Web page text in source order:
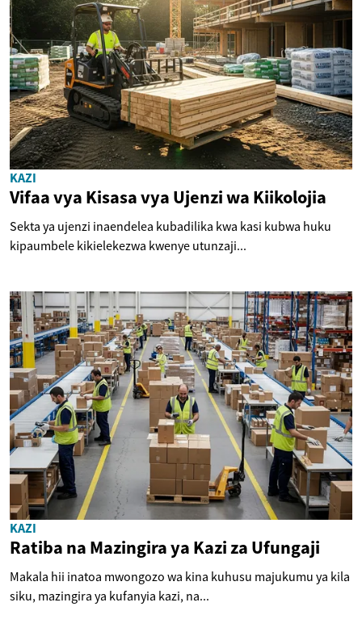
KAZI
Vifaa vya Kisasa vya Ujenzi wa Kiikolojia
Sekta ya ujenzi inaendelea kubadilika kwa kasi kubwa huku
kipaumbele kikielekezwa kwenye utunzaji...
KAZI
Ratiba na Mazingira ya Kazi za Ufungaji
Makala hii inatoa mwongozo wa kina kuhusu majukumu ya kila
siku, mazingira ya kufanyia kazi, na...